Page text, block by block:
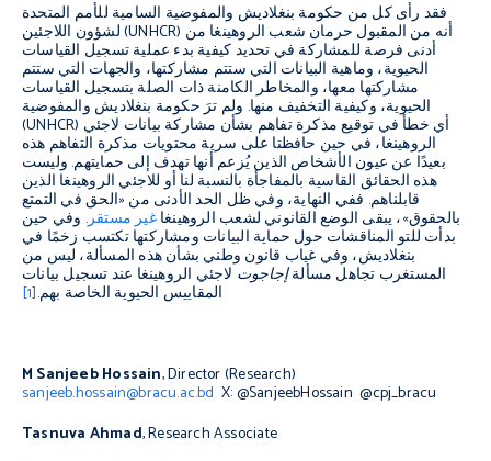
فقد رأى كل من حكومة بنغلاديش والمفوضية السامية للأمم المتحدة
لشؤون اللاجئين (UNHCR) أنه من المقبول حرمان شعب الروهينغا من
أدنى فرصة للمشاركة في تحديد كيفية بدء عملية تسجيل القياسات
الحيوية، وماهية البيانات التي ستتم مشاركتها، والجهات التي ستتم
مشاركتها معها، والمخاطر الكامنة ذات الصلة بتسجيل القياسات
الحيوية، وكيفية التخفيف منها. ولم ترَ حكومة بنغلاديش والمفوضية
(UNHCR) أي خطأ في توقيع مذكرة تفاهم بشأن مشاركة بيانات لاجئي
الروهينغا، في حين حافظتا على سرية محتويات مذكرة التفاهم هذه
بعيدًا عن عيون الأشخاص الذين يُزعم أنها تهدف إلى حمايتهم. وليست
هذه الحقائق القاسية بالمفاجأة بالنسبة لنا أو للاجئي الروهينغا الذين
قابلناهم. ففي النهاية، وفي ظل الحد الأدنى من «الحق في التمتع
بالحقوق»، يبقى الوضع القانوني لشعب الروهينغاغير مستقر. وفي حين
بدأت للتو المناقشات حول حماية البيانات ومشاركتها تكتسب زخمًا في
بنغلاديش، وفي غياب قانون وطني بشأن هذه المسألة، ليس من
المستغرب تجاهل مسألةإجاجوت لاجئي الروهينغا عند تسجيل بيانات
المقاييس الحيوية الخاصة بهم.[1]
M Sanjeeb Hossain, Director (Research)
sanjeeb.hossain@bracu.ac.bd X: @SanjeebHossain @cpj_bracu
Tasnuva Ahmad, Research Associate